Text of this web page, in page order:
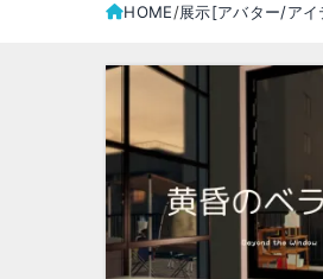
HOME 展示[アバター/アイ